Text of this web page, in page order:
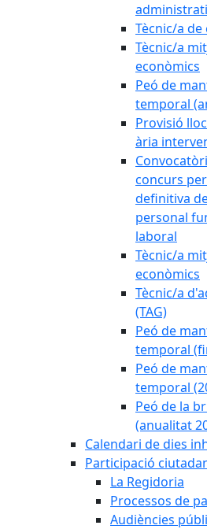
Tècnic/a
Tècnic/a
econòmics
Peó de
temporal
Provisió
ària
concurs
definitiva
personal
laboral
Tècnic/a
econòmics
Tècnic/a
(TAG)
Peó de
temporal
Peó de
temporal
Peó de la
(anualitat
Calendari de dies
Participació
La Regidoria
Processos de
Audiències